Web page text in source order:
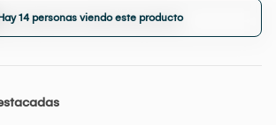
14 personas viendo este producto